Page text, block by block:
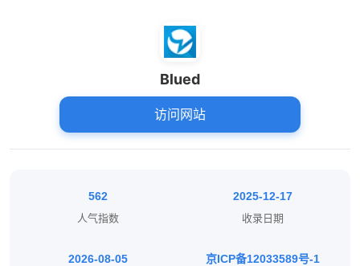
Blued
访问网站
562
人气指数
2025-12-17
收录日期
2026-08-05
京ICP备12033589号-1